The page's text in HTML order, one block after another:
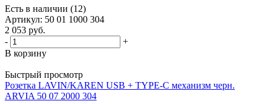
Есть в наличии (12)
Артикул: 50 01 1000 304
2 053 руб.
-
+
В корзину
Быстрый просмотр
Розетка LAVIN/KAREN USB + TYPE-C механизм черн.
ARVIA 50 07 2000 304